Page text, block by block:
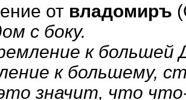
от владомиръ
с боку.
к большей
к большему,
значит, что